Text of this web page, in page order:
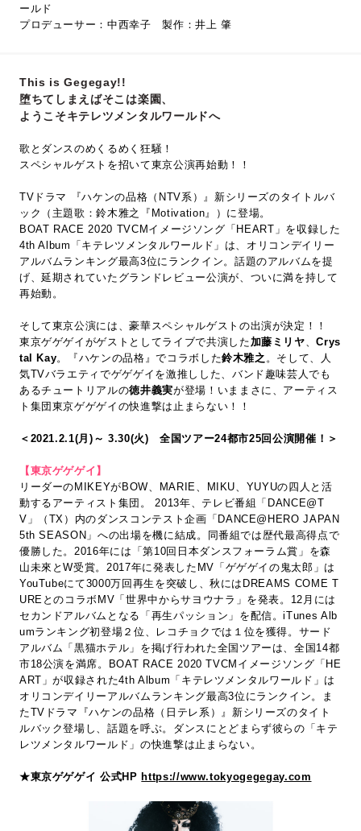
ールド
プロデューサー：中西幸子 製作：井上 肇
This is Gegegay!!
堕ちてしまえばそこは楽園、
ようこそキテレツメンタルワールドへ
歌とダンスのめくるめく狂騒！
スペシャルゲストを招いて東京公演再始動！！
TVドラマ 『ハケンの品格（NTV系）』新シリーズのタイトルバ
ック（主題歌：鈴木雅之『Motivation』）に登場。
BOAT RACE 2020 TVCMイメージソング「HEART」を収録した
4th Album「キテレツメンタルワールド」は、オリコンデイリー
アルバムランキング最高3位にランクイン。話題のアルバムを提
げ、延期されていたグランドレビュー公演が、ついに満を持して
再始動。
そして東京公演には、豪華スペシャルゲストの出演が決定！！
東京ゲゲゲイがゲストとしてライブで共演した加藤ミリヤ 、Crys
tal Kay。『ハケンの品格』でコラボした鈴木雅之 。そして、人
気TVバラエティでゲゲゲイを激推しした、バンド趣味芸人でも
あるチュートリアルの徳井義実が登場！いままさに、アーティス
ト集団東京ゲゲゲイの快進撃は止まらない！！
＜2021.2.1(月)～ 3.30(火) 全国ツアー24都市25回公演開催！＞
【東京ゲゲゲイ】
リーダーのMIKEYがBOW、MARIE、MIKU、YUYUの四人と活
動するアーティスト集団。 2013年、テレビ番組「DANCE@T
V」（TX）内のダンスコンテスト企画「DANCE@HERO JAPAN
5th SEASON」への出場を機に結成。同番組では歴代最高得点で
優勝した。2016年には「第10回日本ダンスフォーラム賞」を森
山未來とW受賞。2017年に発表したMV「ゲゲゲイの鬼太郎」は
YouTubeにて3000万回再生を突破し、秋にはDREAMS COME T
UREとのコラボMV「世界中からサヨウナラ」を発表。12月には
セカンドアルバムとなる「再生パッション」を配信。iTunes Alb
umランキング初登場２位、レコチョクでは１位を獲得。サード
アルバム「黒猫ホテル」を掲げ行われた全国ツアーは、全国14都
市18公演を満席。BOAT RACE 2020 TVCMイメージソング「HE
ART」が収録された4th Album「キテレツメンタルワールド」は
オリコンデイリーアルバムランキング最高3位にランクイン。ま
たTVドラマ『ハケンの品格（日テレ系）』新シリーズのタイト
ルバック登場し、話題を呼ぶ。ダンスにとどまらず彼らの「キテ
レツメンタルワールド」の快進撃は止まらない。
★東京ゲゲゲイ 公式HP https://www.tokyogegegay.com